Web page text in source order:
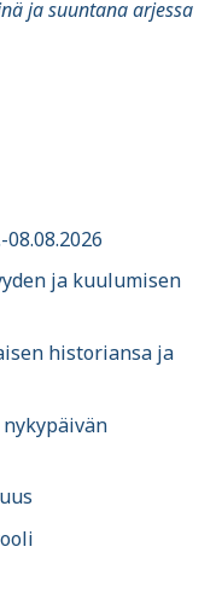
ja suuntana arjessa
ja kuulumisen
historiansa ja